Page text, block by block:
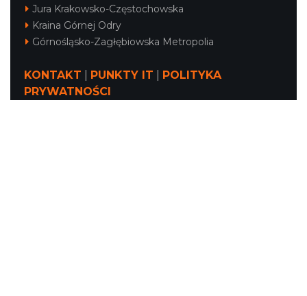
Jura Krakowsko-Częstochowska
Kraina Górnej Odry
Górnośląsko-Zagłębiowska Metropolia
KONTAKT PUNKTY IT
POLITYKA
PRYWATNOŚCI